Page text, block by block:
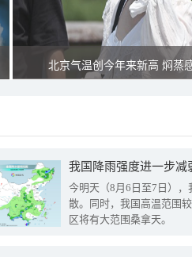
北京气温创今年来新高 焖蒸
今明天（8月6日至7日）
散。同时，我国高温范围
区将有大范围桑拿天。